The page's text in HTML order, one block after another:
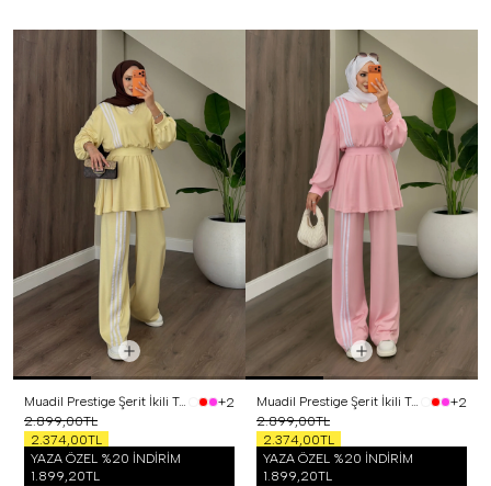
Muadil Prestige Şerit İkili Takım Sarı
+2
2.899,00TL
2.374,00TL
YAZA ÖZEL %20 İNDİRİM
1.899,20TL
Muadil Prestige Şerit İkili Takım Pembe
+2
2.899,00TL
2.374,00TL
YAZA ÖZEL %20 İNDİRİM
1.899,20TL